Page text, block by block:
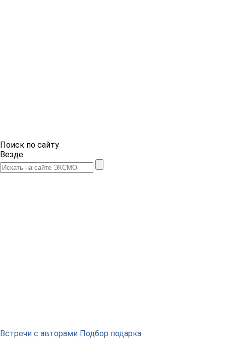
Поиск по сайту
Везде
Встречи с авторами Подбор подарка